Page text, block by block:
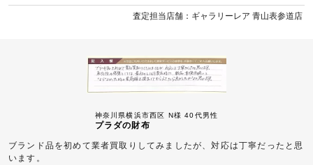
査定担当店舗：ギャラリーレア 青山表参道店
神奈川県横浜市西区 N様 40代男性
プラダの財布
ブランド品を初めて業者買取りしてみましたが、対応は丁寧だったと思
います。